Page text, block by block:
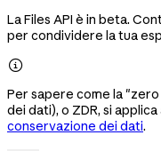
La Files API è in beta.
per condividere la tua

Per sapere come la
dei dati), o ZDR, si
conservazione dei dati.